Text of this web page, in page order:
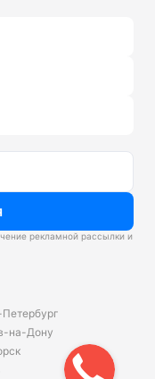
рекламной рассылки и
на-Дону